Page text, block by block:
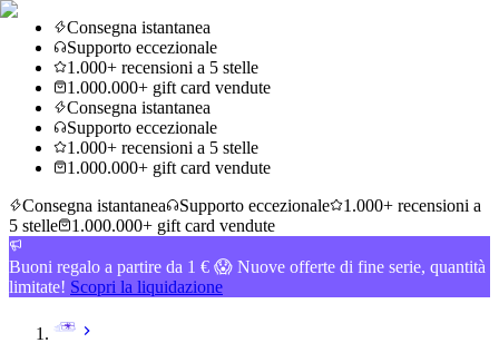
Consegna istantanea
Supporto eccezionale
1.000+ recensioni a 5 stelle
1.000.000+ gift card vendute
Consegna istantanea
Supporto eccezionale
1.000+ recensioni a 5 stelle
1.000.000+ gift card vendute
Consegna istantanea
Supporto eccezionale
1.000+ recensioni a
5 stelle
1.000.000+ gift card vendute
Buoni regalo a partire da 1 € 😱 Nuove offerte di fine serie, quantità
limitate! Scopri la liquidazione